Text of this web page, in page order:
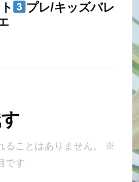
プレ/キッズバレ
ことはありません。
※
です